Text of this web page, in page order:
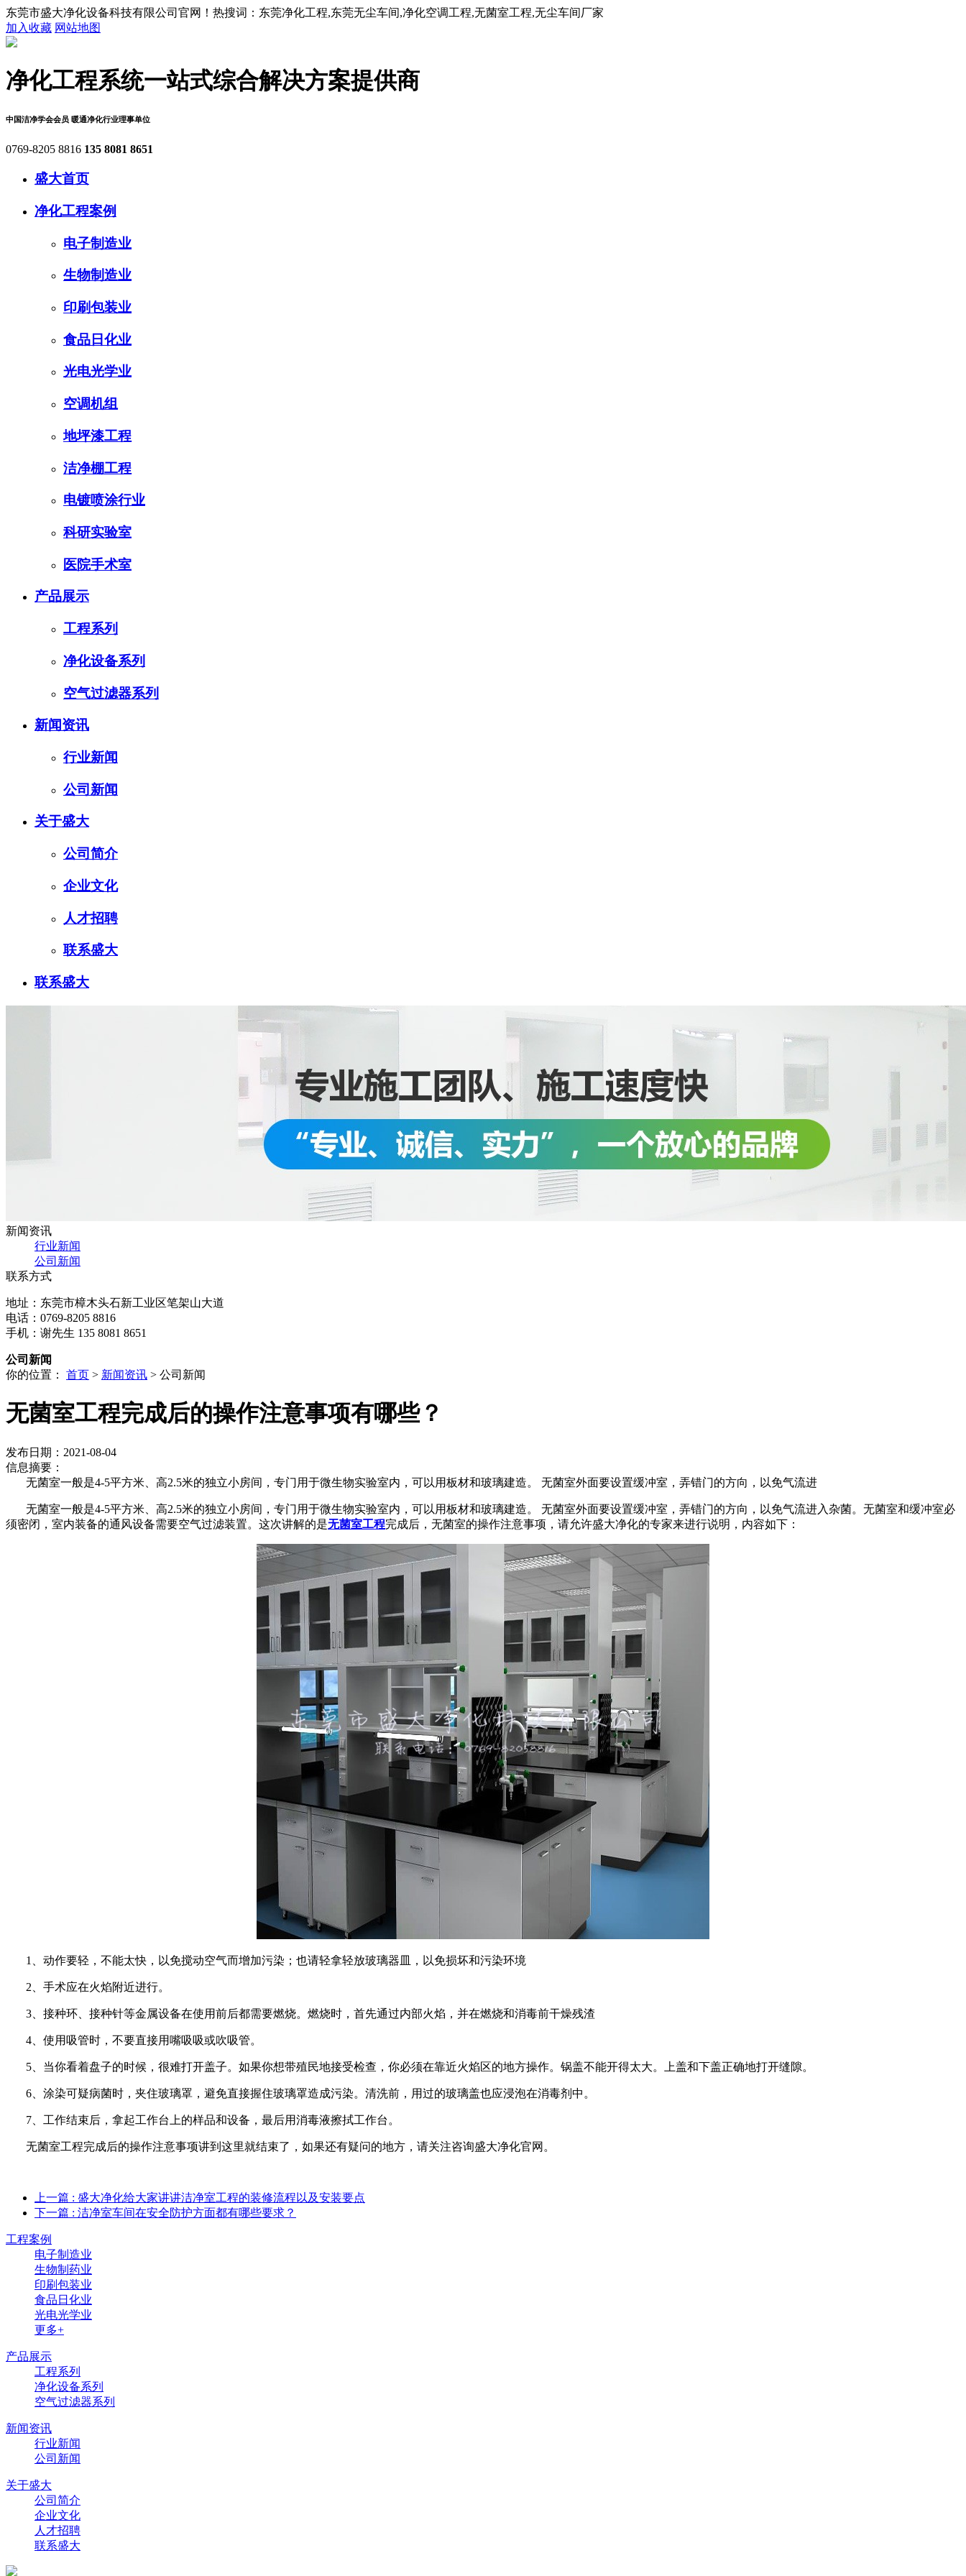
东莞市盛大净化设备科技有限公司官网！热搜词：东莞净化工程,东莞无尘车间,净化空调工程,无菌室工程,无尘车间厂家
加入收藏 网站地图
净化工程系统一站式综合解决方案提供商
中国洁净学会会员 暖通净化行业理事单位
0769-8205 8816 135 8081 8651
盛大首页
净化工程案例
电子制造业
生物制造业
印刷包装业
食品日化业
光电光学业
空调机组
地坪漆工程
洁净棚工程
电镀喷涂行业
科研实验室
医院手术室
产品展示
工程系列
净化设备系列
空气过滤器系列
新闻资讯
行业新闻
公司新闻
关于盛大
公司简介
企业文化
人才招聘
联系盛大
联系盛大
新闻资讯
行业新闻
公司新闻
联系方式
地址：东莞市樟木头石新工业区笔架山大道
电话：0769-8205 8816
手机：谢先生 135 8081 8651
公司新闻
你的位置： 首页 > 新闻资讯 > 公司新闻
无菌室工程完成后的操作注意事项有哪些？
发布日期：2021-08-04
信息摘要：
无菌室一般是4-5平方米、高2.5米的独立小房间，专门用于微生物实验室内，可以用板材和玻璃建造。 无菌室外面要设置缓冲室，弄错门的方向，以免气流进
无菌室一般是4-5平方米、高2.5米的独立小房间，专门用于微生物实验室内，可以用板材和玻璃建造。 无菌室外面要设置缓冲室，弄错门的方向，以免气流进入杂菌。无菌室和缓冲室必
须密闭，室内装备的通风设备需要空气过滤装置。这次讲解的是无菌室工程完成后，无菌室的操作注意事项，请允许盛大净化的专家来进行说明，内容如下：
1、动作要轻，不能太快，以免搅动空气而增加污染；也请轻拿轻放玻璃器皿，以免损坏和污染环境
2、手术应在火焰附近进行。
3、接种环、接种针等金属设备在使用前后都需要燃烧。燃烧时，首先通过内部火焰，并在燃烧和消毒前干燥残渣
4、使用吸管时，不要直接用嘴吸吸或吹吸管。
5、当你看着盘子的时候，很难打开盖子。如果你想带殖民地接受检查，你必须在靠近火焰区的地方操作。锅盖不能开得太大。上盖和下盖正确地打开缝隙。
6、涂染可疑病菌时，夹住玻璃罩，避免直接握住玻璃罩造成污染。清洗前，用过的玻璃盖也应浸泡在消毒剂中。
7、工作结束后，拿起工作台上的样品和设备，最后用消毒液擦拭工作台。
无菌室工程完成后的操作注意事项讲到这里就结束了，如果还有疑问的地方，请关注咨询盛大净化官网。
上一篇 : 盛大净化给大家讲讲洁净室工程的装修流程以及安装要点
下一篇 : 洁净室车间在安全防护方面都有哪些要求？
工程案例
电子制造业
生物制药业
印刷包装业
食品日化业
光电光学业
更多+
产品展示
工程系列
净化设备系列
空气过滤器系列
新闻资讯
行业新闻
公司新闻
关于盛大
公司简介
企业文化
人才招聘
联系盛大